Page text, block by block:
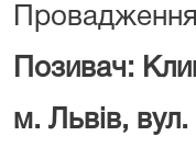
Позивач:
м. Львів,